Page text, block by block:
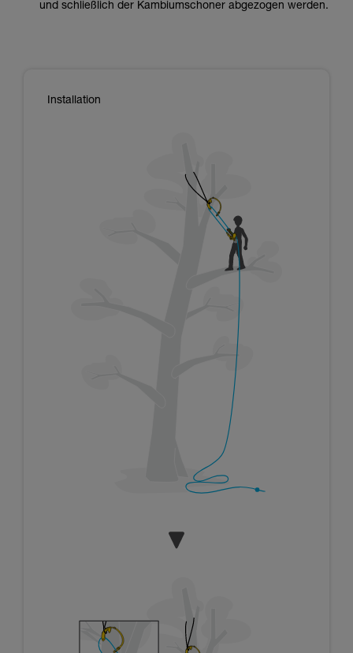
und schließlich der Kambiumschoner abgezogen werden.
Installation